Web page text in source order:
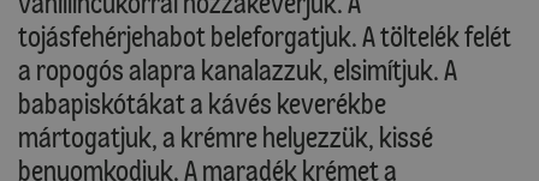
tojásfehérjehabot beleforgatjuk. A töltelék felét
a ropogós alapra kanalazzuk, elsimítjuk. A
babapiskótákat a kávés keverékbe
mártogatjuk, a krémre helyezzük, kissé
benyomkodjuk. A maradék krémet a